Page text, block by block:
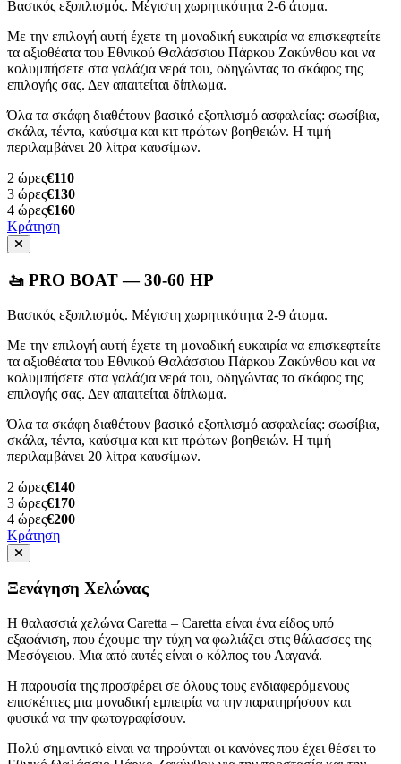
Βασικός εξοπλισμός. Μέγιστη χωρητικότητα 2-6 άτομα.
Με την επιλογή αυτή έχετε τη μοναδική ευκαιρία να επισκεφτείτε
τα αξιοθέατα του Εθνικού Θαλάσσιου Πάρκου Ζακύνθου και να
κολυμπήσετε στα γαλάζια νερά του, οδηγώντας το σκάφος της
επιλογής σας. Δεν απαιτείται δίπλωμα.
Όλα τα σκάφη διαθέτουν βασικό εξοπλισμό ασφαλείας: σωσίβια,
σκάλα, τέντα, καύσιμα και κιτ πρώτων βοηθειών. Η τιμή
περιλαμβάνει 20 λίτρα καυσίμων.
2 ώρες€110
3 ώρες€130
4 ώρες€160
Κράτηση
🚤 PRO BOAT — 30-60 HP
Βασικός εξοπλισμός. Μέγιστη χωρητικότητα 2-9 άτομα.
Με την επιλογή αυτή έχετε τη μοναδική ευκαιρία να επισκεφτείτε
τα αξιοθέατα του Εθνικού Θαλάσσιου Πάρκου Ζακύνθου και να
κολυμπήσετε στα γαλάζια νερά του, οδηγώντας το σκάφος της
επιλογής σας. Δεν απαιτείται δίπλωμα.
Όλα τα σκάφη διαθέτουν βασικό εξοπλισμό ασφαλείας: σωσίβια,
σκάλα, τέντα, καύσιμα και κιτ πρώτων βοηθειών. Η τιμή
περιλαμβάνει 20 λίτρα καυσίμων.
2 ώρες€140
3 ώρες€170
4 ώρες€200
Κράτηση
Ξενάγηση Χελώνας
Η θαλασσιά χελώνα Caretta – Caretta είναι ένα είδος υπό
εξαφάνιση, που έχουμε την τύχη να φωλιάζει στις θάλασσες της
Μεσόγειου. Μια από αυτές είναι ο κόλπος του Λαγανά.
Η παρουσία της προσφέρει σε όλους τους ενδιαφερόμενους
επισκέπτες μια μοναδική εμπειρία να την παρατηρήσουν και
φυσικά να την φωτογραφίσουν.
Πολύ σημαντικό είναι να τηρούνται οι κανόνες που έχει θέσει το